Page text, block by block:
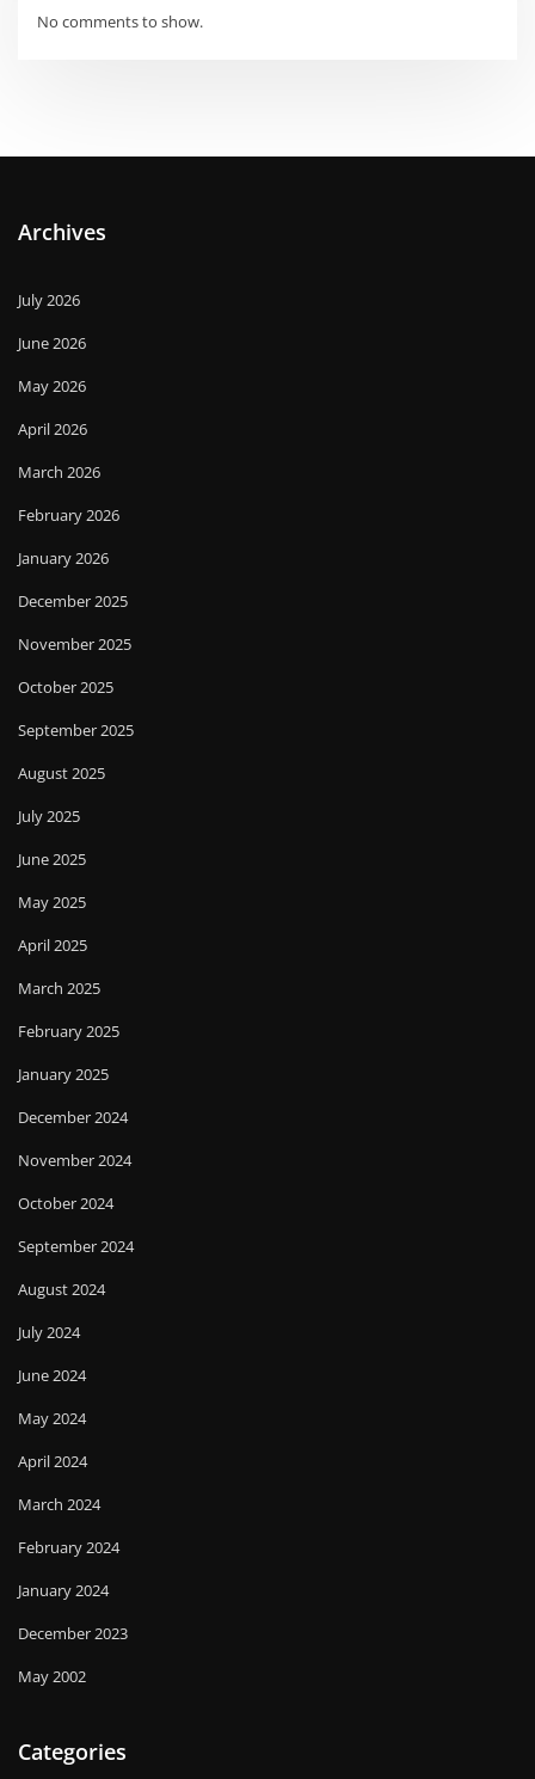
No comments to show.
Archives
July 2026
June 2026
May 2026
April 2026
March 2026
February 2026
January 2026
December 2025
November 2025
October 2025
September 2025
August 2025
July 2025
June 2025
May 2025
April 2025
March 2025
February 2025
January 2025
December 2024
November 2024
October 2024
September 2024
August 2024
July 2024
June 2024
May 2024
April 2024
March 2024
February 2024
January 2024
December 2023
May 2002
Categories